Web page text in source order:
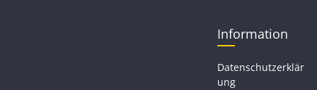
Information
Datenschutzerklär
ung